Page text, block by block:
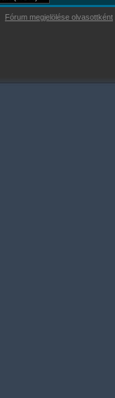
Fórum megjelölése olvasottként